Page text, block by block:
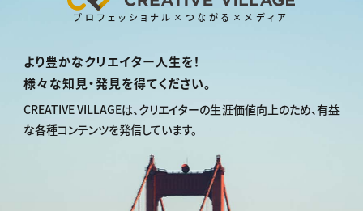
プロフェッショナル×つながる×メディア
より豊かなクリエイター人生を！
様々な知見・発見を得てください。
CREATIVE VILLAGEは、クリエイターの生涯価値向上のため、有益
な各種コンテンツを発信しています。